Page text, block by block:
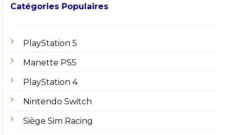
Catégories Populaires
PlayStation 5
Manette PS5
PlayStation 4
Nintendo Switch
Siège Sim Racing